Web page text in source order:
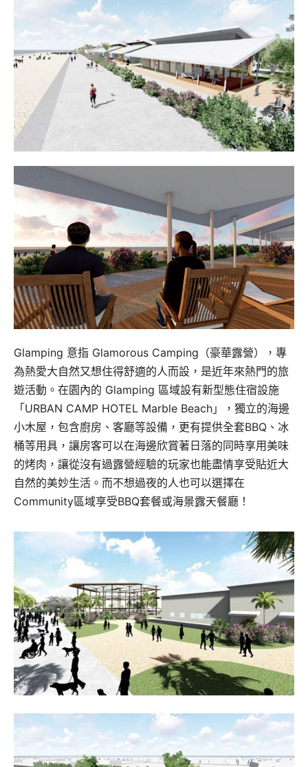
Glamping 意指 Glamorous Camping（豪華露營），專
為熱愛大自然又想住得舒適的人而設，是近年來熱門的旅
遊活動。在園內的 Glamping 區域設有新型態住宿設施
「URBAN CAMP HOTEL Marble Beach」，獨立的海邊
小木屋，包含廚房、客廳等設備，更有提供全套BBQ、冰
桶等用具，讓房客可以在海邊欣賞著日落的同時享用美味
的烤肉，讓從沒有過露營經驗的玩家也能盡情享受貼近大
自然的美妙生活。而不想過夜的人也可以選擇在
Community區域享受BBQ套餐或海景露天餐廳！